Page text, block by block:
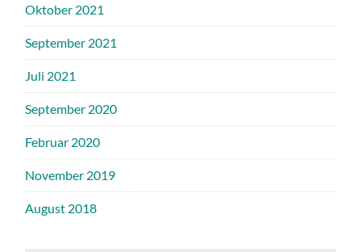
Oktober 2021
September 2021
Juli 2021
September 2020
Februar 2020
November 2019
August 2018